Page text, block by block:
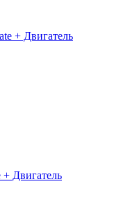
Двигатель